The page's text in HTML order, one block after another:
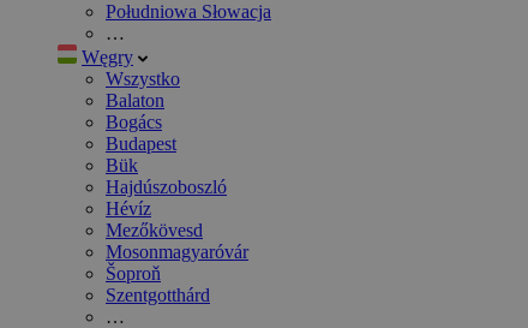
Południowa Słowacja
…
Węgry
Wszystko
Balaton
Bogács
Budapest
Bük
Hajdúszoboszló
Hévíz
Mezőkövesd
Mosonmagyaróvár
Šoproň
Szentgotthárd
…